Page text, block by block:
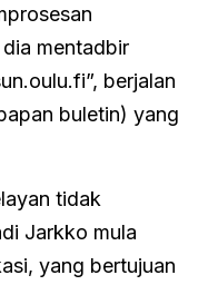
mentadbir
berjalan
buletin) yang
tidak
Jarkko mula
yang bertujuan